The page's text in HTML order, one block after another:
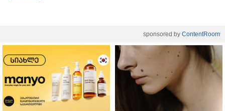
sponsored by ContentRoom